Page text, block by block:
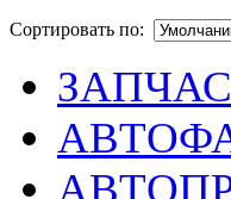
Сортировать по: